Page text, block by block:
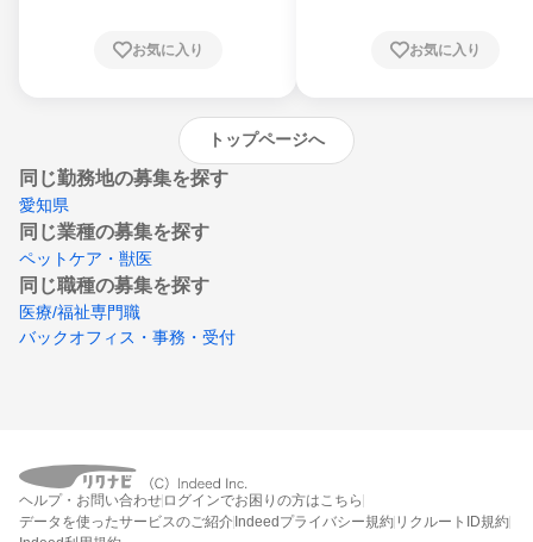
崎県、熊本県、大分県、宮崎県、鹿児島県、
お気に入り お気に入り
トップページへ
同じ勤務地の募集を探す
愛知県
同じ業種の募集を探す
ペットケア・獣医
同じ職種の募集を探す
医療/福祉専門職
バックオフィス・事務・受付
ヘルプ・お問い合わせ ログインでお困りの方はこちら
データを使ったサービスのご紹介Indeedプライバシー規約 リクルートID規約